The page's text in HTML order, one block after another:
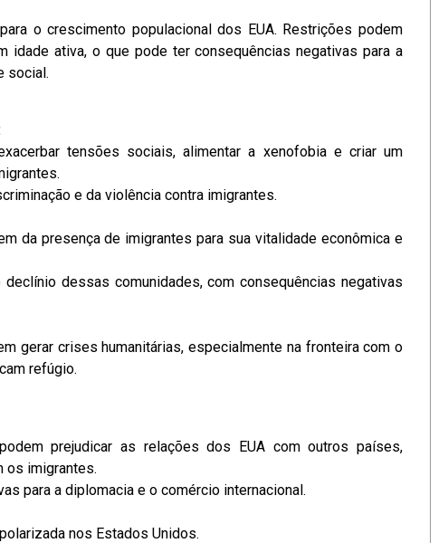
o crescimento populacional dos EUA. Restrições podem
idade ativa, o que pode ter consequências negativas para a
social.
tensões sociais, alimentar a xenofobia e criar um
e da violência contra imigrantes.
da presença de imigrantes para sua vitalidade econômica e
dessas comunidades, com consequências negativas
gerar crises humanitárias, especialmente na fronteira com o
refúgio.
prejudicar as relações dos EUA com outros países,
os imigrantes.
para a diplomacia e o comércio internacional.
nos Estados Unidos.